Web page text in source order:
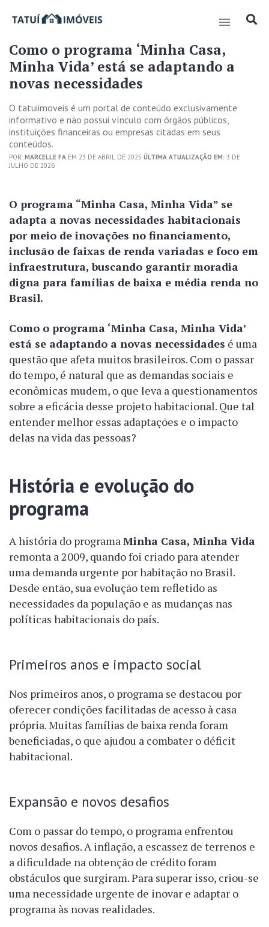
Como o programa ‘Minha Casa,
Minha Vida’ está se adaptando a
novas necessidades
O tatuiimoveis é um portal de conteúdo exclusivamente
informativo e não possui vínculo com órgãos públicos,
instituições financeiras ou empresas citadas em seus
conteúdos.
POR: MARCELLE FA EM 23 DE ABRIL DE 2025 ÚLTIMA ATUALIZAÇÃO EM: 3 DE
JULHO DE 2026
O programa “Minha Casa, Minha Vida” se
adapta a novas necessidades habitacionais
por meio de inovações no financiamento,
inclusão de faixas de renda variadas e foco em
infraestrutura, buscando garantir moradia
digna para famílias de baixa e média renda no
Brasil.
Como o programa ‘Minha Casa, Minha Vida’
está se adaptando a novas necessidades é uma
questão que afeta muitos brasileiros. Com o passar
do tempo, é natural que as demandas sociais e
econômicas mudem, o que leva a questionamentos
sobre a eficácia desse projeto habitacional. Que tal
entender melhor essas adaptações e o impacto
delas na vida das pessoas?
História e evolução do
programa
A história do programaMinha Casa, Minha Vida
remonta a 2009, quando foi criado para atender
uma demanda urgente por habitação no Brasil.
Desde então, sua evolução tem refletido as
necessidades da população e as mudanças nas
políticas habitacionais do país.
Primeiros anos e impacto social
Nos primeiros anos, o programa se destacou por
oferecer condições facilitadas de acesso à casa
própria. Muitas famílias de baixa renda foram
beneficiadas, o que ajudou a combater o déficit
habitacional.
Expansão e novos desafios
Com o passar do tempo, o programa enfrentou
novos desafios. A inflação, a escassez de terrenos e
a dificuldade na obtenção de crédito foram
obstáculos que surgiram. Para superar isso, criou-se
uma necessidade urgente de inovar e adaptar o
programa às novas realidades.